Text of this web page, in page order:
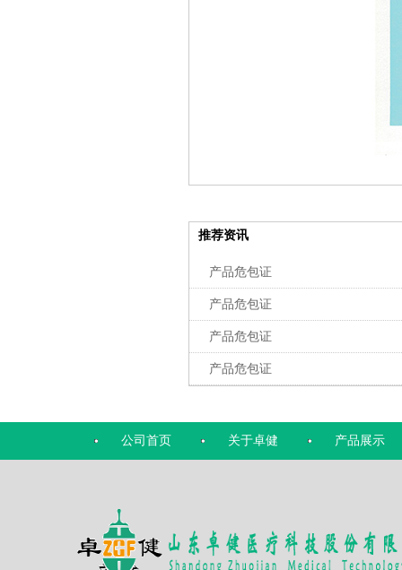
推荐资讯
产品危包证
产品危包证
产品危包证
产品危包证
公司首页 关于卓健 产品展示